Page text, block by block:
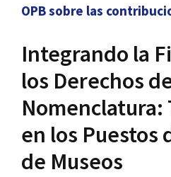
OPB sobre las
Integrando la
los Derechos
Nomenclatura:
en los Puestos
de Museos